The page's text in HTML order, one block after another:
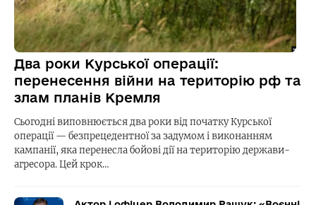
Два роки Курської операції:
перенесення війни на територію рф та
злам планів Кремля
Сьогодні виповнюється два роки від початку Курської
операції — безпрецедентної за задумом і виконанням
кампанії, яка перенесла бойові дії на територію держави-
агресора. Цей крок…